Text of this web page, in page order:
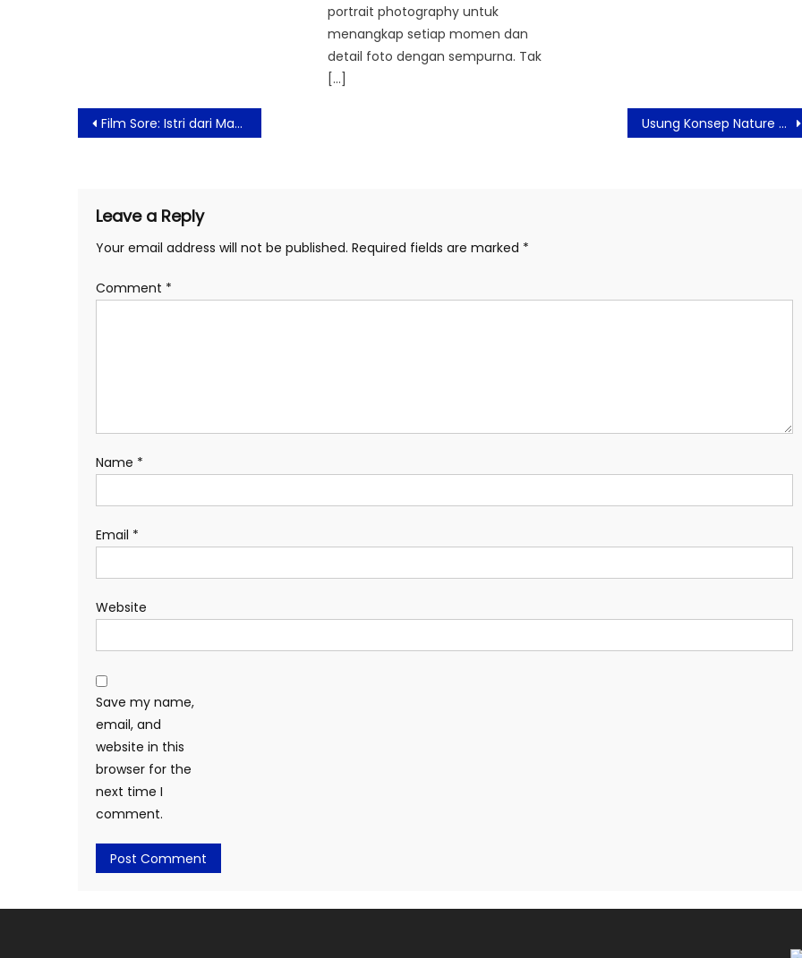
portrait photography untuk
menangkap setiap momen dan
detail foto dengan sempurna. Tak
[…]
Post
navigation
Film Sore: Istri dari Masa Depan Merilis Official Poster & Trailer Usung Konsep Nature Futuristic, PT Metropolitan Golden Management Luncurkan Svvasana d’Andara
Leave a Reply
Your email address will not be published. Required fields are marked *
Comment *
Name *
Email *
Website
Save my name,
email, and
website in this
browser for the
next time I
comment.